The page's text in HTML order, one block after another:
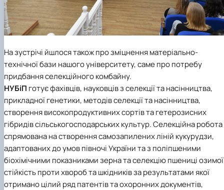
На зустрічі йшлося також про зміцнення матеріально-
технічної бази нашого університету, саме про потребу
придбання селекційного комбайну.
НУБіП готує фахівців, науковців з селекції та насінництва,
прикладної генетики, методів селекції та насінництва,
створення високопродуктивних сортів та гетерозисних
гібридів сільськогосподарських культур. Селекційна робота
спрямована на створення самозапилених ліній кукурудзи,
адаптованих до умов півночі України та з поліпшеними
біохімічними показниками зерна та селекцію пшениці
стійкість проти хвороб та шкідників за результатами якої
отримано цілий ряд патентів та охоронних документів,